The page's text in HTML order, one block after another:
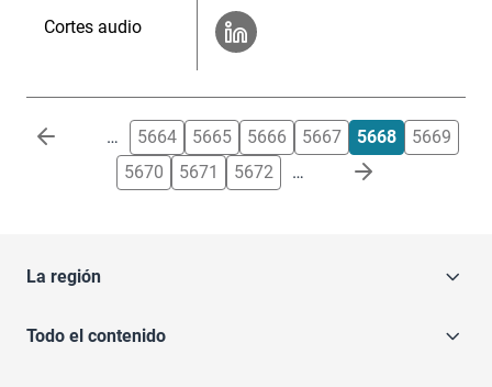
Cortes audio
Paginación … 5664 5665 5666 5667 5668
5669
5670
5671 5672 …
La región
Todo el contenido